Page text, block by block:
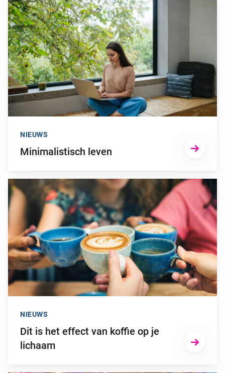
Ga naar “Minimalistisch leven”
Minimalistisch leven
NIEUWS
Ga naar “Dit is het effect van koffie op je lichaam”
Dit is het effect van koffie op je
lichaam
NIEUWS